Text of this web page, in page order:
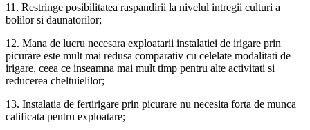
11. Restringe posibilitatea raspandirii la nivelul intregii culturi a
bolilor si daunatorilor;
12. Mana de lucru necesara exploatarii instalatiei de irigare prin
picurare este mult mai redusa comparativ cu celelate modalitati de
irigare, ceea ce inseamna mai mult timp pentru alte activitati si
reducerea cheltuielilor;
13. Instalatia de fertirigare prin picurare nu necesita forta de munca
calificata pentru exploatare;